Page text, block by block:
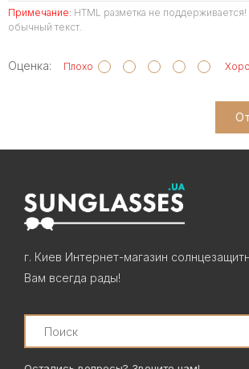
Примечание: HTML разметка не поддерживается!
обычный текст.
Оценка: Плохо
г. Киев Интернет-магазин
Вам всегда рады!
Search